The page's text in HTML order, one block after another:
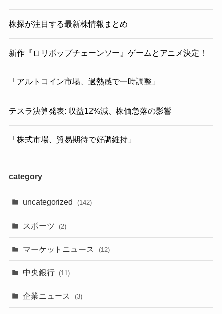
株探が注目する最新株情報まとめ
新作『ロリポップチェーンソー』ゲームとアニメ決定！
「アルトコイン市場、過熱感で一時調整」
テスラ決算発表: 収益12%減、株価急落の影響
「株式市場、貿易期待で好調維持」
category
uncategorized (142)
スポーツ (2)
マーケットニュース (12)
中央銀行 (11)
企業ニュース (3)